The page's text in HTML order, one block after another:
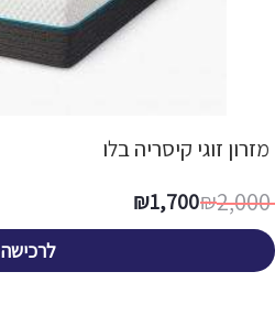
מזרון זוגי קיסריה בלו
2,000
₪
1,700
₪
לרכישה